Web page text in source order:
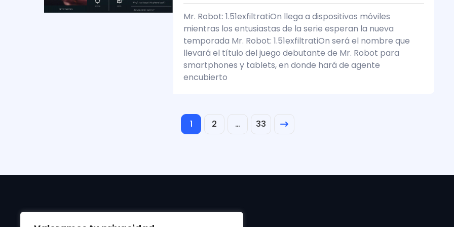
Mr. Robot: 1.51exfiltratiOn llega a dispositivos móviles
mientras los entusiastas de la serie esperan la nueva
temporada Mr. Robot: 1.51exfiltratiOn será el nombre que
llevará el título del juego debutante de Mr. Robot para
smartphones y tablets, en donde hará de agente
encubierto
1 2 … 33